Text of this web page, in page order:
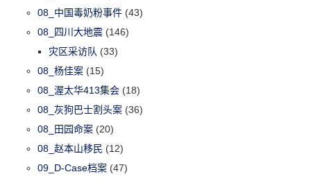
08_中国毒奶粉事件 (43)
08_四川大地震 (146)
灾区采访队 (33)
08_杨佳案 (15)
08_渥太华413集会 (18)
08_灰狗巴士割头案 (36)
08_田园命案 (20)
08_赵本山移民 (12)
09_D-Case档案 (47)